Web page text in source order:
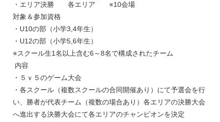
・エリア決勝 各エリア ※10会場
対象＆参加資格
・U10の部（小学3,4年生）
・U12の部（小学5,6年生）
※スクール生1名以上含む6～8名で構成されたチーム
内容
・５ｖ５のゲーム大会
・各スクール（複数スクールの合同開催あり）にて予選会を行
い、勝者が代表チーム（複数の場合あり）各エリアの決勝大会
へ進出する決勝大会にて各エリアのチャンピオンを決定